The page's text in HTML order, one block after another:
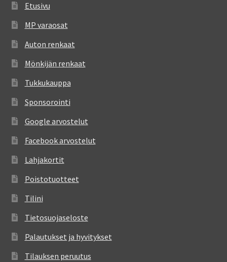
Etusivu
MP varaosat
Auton renkaat
Mönkijän renkaat
Tukkukauppa
Sponsorointi
Google arvostelut
Facebook arvostelut
Lahjakortit
Poistotuotteet
Tilini
Tietosuojaseloste
Palautukset ja hyvitykset
Tilauksen peruutus